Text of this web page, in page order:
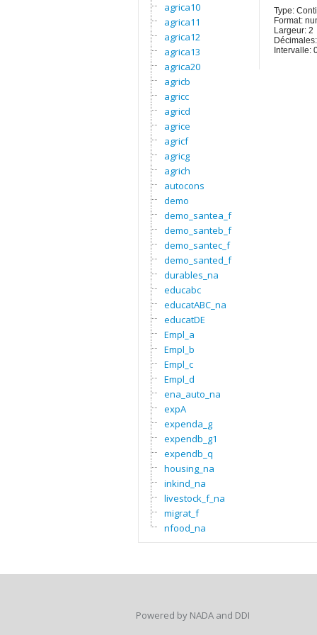
agrica10
agrica11
agrica12
agrica13
agrica20
agricb
agricc
agricd
agrice
agricf
agricg
agrich
autocons
demo
demo_santea_f
demo_santeb_f
demo_santec_f
demo_santed_f
durables_na
educabc
educatABC_na
educatDE
Empl_a
Empl_b
Empl_c
Empl_d
ena_auto_na
expA
expenda_g
expendb_g1
expendb_q
housing_na
inkind_na
livestock_f_na
migrat_f
nfood_na
Type:
Format:
Largeur: 2
Intervalle:
Powered by NADA and DDI